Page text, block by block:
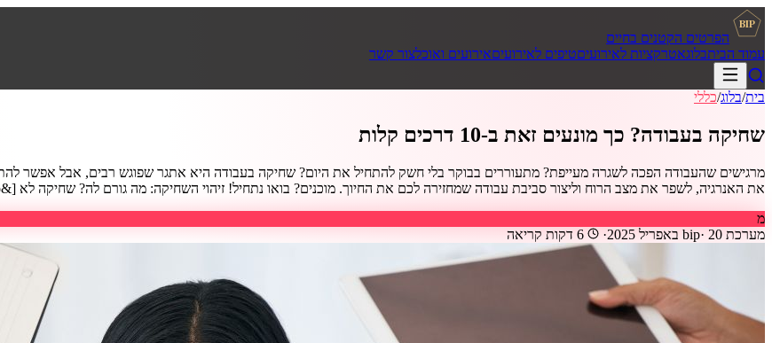
BIP
הפרטים הקטנים בחיים
עמוד הביתבלוגאטרקציות לאירועיםטיפים לאירועיםאירועים ואוכלצור קשר
בית/בלוג/כללי
שחיקה בעבודה? כך מונעים זאת ב-10 דרכים קלות
את האנרגיה, לשפר את מצב הרוח וליצור סביבת עבודה שמחזירה לכם את החיוך. מוכנים? בואו נתחיל! זיהוי השחיקה: מה גורם לה? שחיקה לא [&hellip;]
מ
מערכת bip
· 20 באפריל 2025 ·
6 דקות קריאה